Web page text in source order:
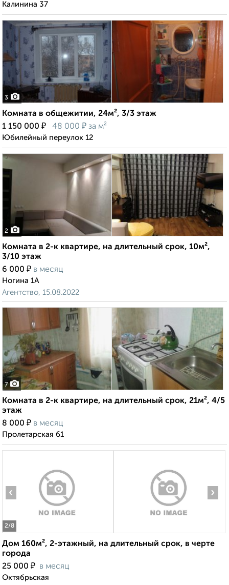
Калинина 37
3
Комната в общежитии, 24м², 3/3 этаж
1 150 000 ₽ 48 000 ₽ за м²
Юбилейный переулок 12
2
Комната в 2-к квартире, на длительный срок, 10м²,
3/10 этаж
6 000 ₽ в месяц
Ногина 1А
Агентство, 15.08.2022
7
Комната в 2-к квартире, на длительный срок, 21м², 4/5
этаж
8 000 ₽ в месяц
Пролетарская 61
2/8
‹ ›
Дом 160м², 2-этажный, на длительный срок, в черте
города
25 000 ₽ в месяц
Октябрьская